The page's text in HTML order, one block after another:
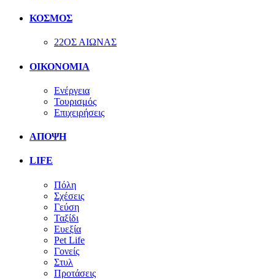
ΚΟΣΜΟΣ
22ΟΣ ΑΙΩΝΑΣ
ΟΙΚΟΝΟΜΙΑ
Ενέργεια
Τουρισμός
Επιχειρήσεις
ΑΠΟΨΗ
LIFE
Πόλη
Σχέσεις
Γεύση
Ταξίδι
Ευεξία
Pet Life
Γονείς
Στυλ
Προτάσεις